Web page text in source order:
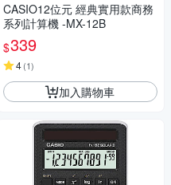
CASIO12位元 經典實用款商務
系列計算機 -MX-12B
$339
4(1)
加入購物車